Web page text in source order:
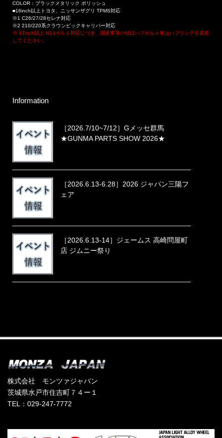
COLOR：ブラックメタリック ポリッシュ
■16inch以上トヨタ、ニッサンザグリ TPMS対応
※1 C26/27/28セレナ対応
※2 210/220系クラウンビックキャリパー対応
※ 17inch以上 M14ボルト対応につき、国産車等のM12ハブボルト車はハブリングを装着
してください。
Information
［2026.7/10~7/12］Gメッセ群馬
★GUNMA PARTS SHOW 2026★
［2026.6.13-6.28］2026 ジャパン三陽フ
ェア
［2026.6.13-14］ジェームス 高崎問屋町
店 ジムニー祭り
株式会社 モンツァジャパン
茨城県水戸市住吉町７４ー１
TEL：029-247-7772